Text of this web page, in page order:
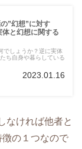
”幻想”に対す
体と幻想に関する
でしょうか？逆に実体
ち自身や暮らしている
2023.01.16
なければ他者と
徴の１つなので